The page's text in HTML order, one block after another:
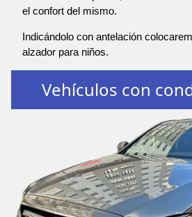
el confort del mismo.
Indicándolo con antelación
alzador para niños.
Vehículos con